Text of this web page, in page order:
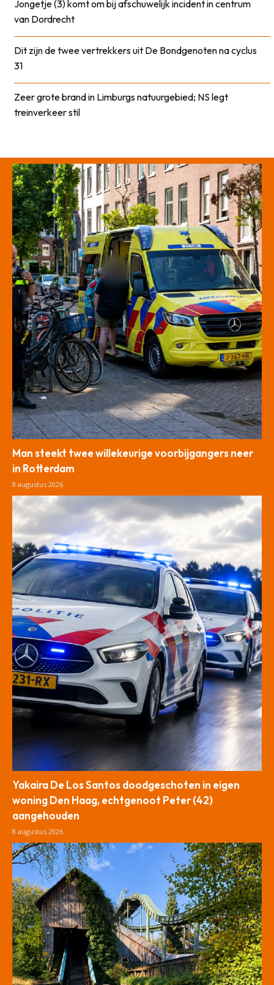
Jongetje (3) komt om bij afschuwelijk incident in centrum
van Dordrecht
Dit zijn de twee vertrekkers uit De Bondgenoten na cyclus
31
Zeer grote brand in Limburgs natuurgebied; NS legt
treinverkeer stil
Man steekt twee willekeurige voorbijgangers neer
in Rotterdam
8 augustus 2026
Yakaira De Los Santos doodgeschoten in eigen
woning Den Haag, echtgenoot Peter (42)
aangehouden
8 augustus 2026